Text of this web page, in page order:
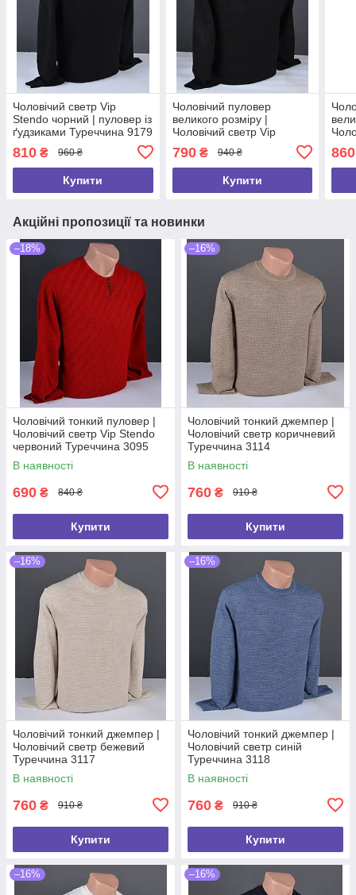
Чоловічий светр Vip
Stendo чорний | пуловер із
ґудзиками Туреччина 9179
810 ₴ 960 ₴
Купити
Чоловічий пуловер
великого розміру |
Чоловічий светр Vip
Stendo чорний Туреччина
9255 Б
790₴ 940 ₴
Купити
860
Акційні пропозиції та новинки
–18%
Чоловічий тонкий пуловер |
Чоловічий светр Vip Stendo
червоний Туреччина 3095
В наявності
690 ₴ 840 ₴
Купити
–16%
Чоловічий тонкий джемпер |
Чоловічий светр коричневий
Туреччина 3114
В наявності
760 ₴ 910 ₴
Купити
–16%
Чоловічий тонкий джемпер |
Чоловічий светр бежевий
Туреччина 3117
В наявності
760 ₴ 910 ₴
Купити
–16%
Чоловічий тонкий джемпер |
Чоловічий светр синій
Туреччина 3118
В наявності
760 ₴ 910 ₴
Купити
–16% –16%